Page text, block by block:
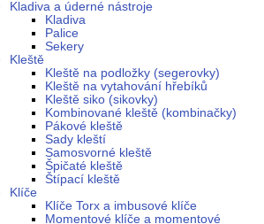
Kladiva a úderné nástroje
Kladiva
Palice
Sekery
Kleště
Kleště na podložky (segerovky)
Kleště na vytahování hřebíků
Kleště siko (sikovky)
Kombinované kleště (kombinačky)
Pákové kleště
Sady kleští
Samosvorné kleště
Špičaté kleště
Štípací kleště
Klíče
Klíče Torx a imbusové klíče
Momentové klíče a momentové